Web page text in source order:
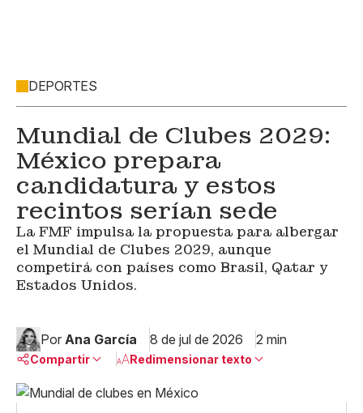
DEPORTES
Mundial de Clubes 2029:
México prepara
candidatura y estos
recintos serían sede
La FMF impulsa la propuesta para albergar
el Mundial de Clubes 2029, aunque
competirá con países como Brasil, Qatar y
Estados Unidos.
Por Ana García 8 de jul de 2026 2 min
Compartir Redimensionar texto